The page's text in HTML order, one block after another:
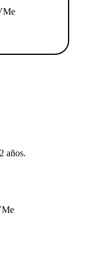
años.